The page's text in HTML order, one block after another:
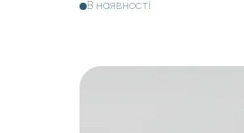
В наявності